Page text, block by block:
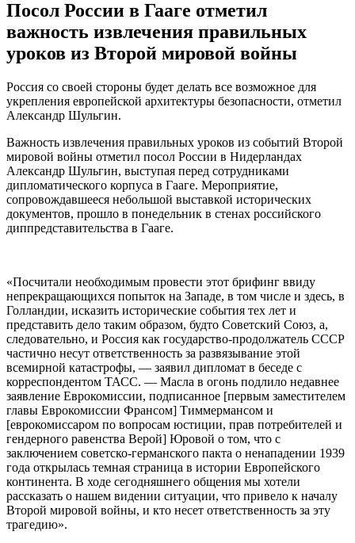
Посол России в Гааге отметил
важность извлечения правильных
уроков из Второй мировой войны
Россия со своей стороны будет делать все возможное для
укрепления европейской архитектуры безопасности, отметил
Александр Шульгин.
Важность извлечения правильных уроков из событий Второй
мировой войны отметил посол России в Нидерландах
Александр Шульгин, выступая перед сотрудниками
дипломатического корпуса в Гааге. Мероприятие,
сопровождавшееся небольшой выставкой исторических
документов, прошло в понедельник в стенах российского
диппредставительства в Гааге.
«Посчитали необходимым провести этот брифинг ввиду
непрекращающихся попыток на Западе, в том числе и здесь, в
Голландии, исказить исторические события тех лет и
представить дело таким образом, будто Советский Союз, а,
следовательно, и Россия как государство-продолжатель СССР
частично несут ответственность за развязывание этой
всемирной катастрофы, — заявил дипломат в беседе с
корреспондентом ТАСС. — Масла в огонь подлило недавнее
заявление Еврокомиссии, подписанное [первым заместителем
главы Еврокомиссии Франсом] Тиммермансом и
[еврокомиссаром по вопросам юстиции, прав потребителей и
гендерного равенства Верой] Юровой о том, что с
заключением советско-германского пакта о ненападении 1939
года открылась темная страница в истории Европейского
континента. В ходе сегодняшнего общения мы хотели
рассказать о нашем видении ситуации, что привело к началу
Второй мировой войны, и кто несет ответственность за эту
трагедию».